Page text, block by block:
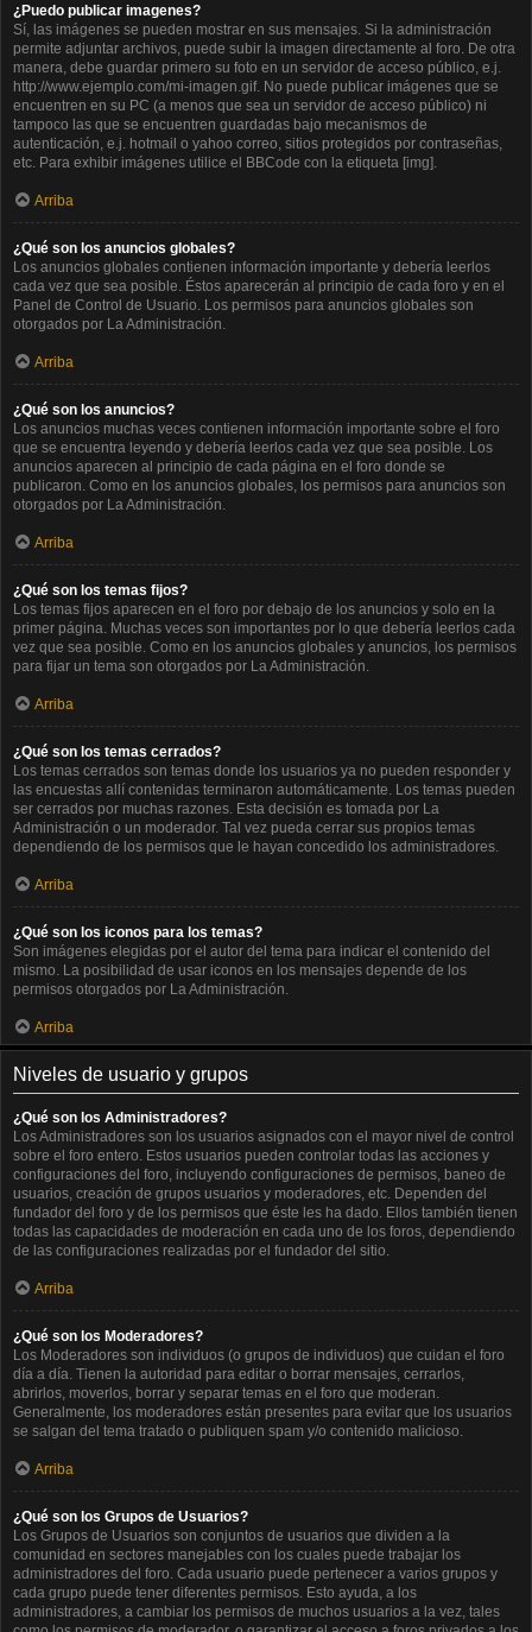
¿Puedo publicar imagenes?
Sí, las imágenes se pueden mostrar en sus mensajes. Si la administración
permite adjuntar archivos, puede subir la imagen directamente al foro. De otra
manera, debe guardar primero su foto en un servidor de acceso público, e.j.
http://www.ejemplo.com/mi-imagen.gif. No puede publicar imágenes que se
encuentren en su PC (a menos que sea un servidor de acceso público) ni
tampoco las que se encuentren guardadas bajo mecanismos de
autenticación, e.j. hotmail o yahoo correo, sitios protegidos por contraseñas,
etc. Para exhibir imágenes utilice el BBCode con la etiqueta [img].
Arriba
¿Qué son los anuncios globales?
Los anuncios globales contienen información importante y debería leerlos
cada vez que sea posible. Éstos aparecerán al principio de cada foro y en el
Panel de Control de Usuario. Los permisos para anuncios globales son
otorgados por La Administración.
Arriba
¿Qué son los anuncios?
Los anuncios muchas veces contienen información importante sobre el foro
que se encuentra leyendo y debería leerlos cada vez que sea posible. Los
anuncios aparecen al principio de cada página en el foro donde se
publicaron. Como en los anuncios globales, los permisos para anuncios son
otorgados por La Administración.
Arriba
¿Qué son los temas fijos?
Los temas fijos aparecen en el foro por debajo de los anuncios y solo en la
primer página. Muchas veces son importantes por lo que debería leerlos cada
vez que sea posible. Como en los anuncios globales y anuncios, los permisos
para fijar un tema son otorgados por La Administración.
Arriba
¿Qué son los temas cerrados?
Los temas cerrados son temas donde los usuarios ya no pueden responder y
las encuestas allí contenidas terminaron automáticamente. Los temas pueden
ser cerrados por muchas razones. Esta decisión es tomada por La
Administración o un moderador. Tal vez pueda cerrar sus propios temas
dependiendo de los permisos que le hayan concedido los administradores.
Arriba
¿Qué son los iconos para los temas?
Son imágenes elegidas por el autor del tema para indicar el contenido del
mismo. La posibilidad de usar iconos en los mensajes depende de los
permisos otorgados por La Administración.
Arriba
Niveles de usuario y grupos
¿Qué son los Administradores?
Los Administradores son los usuarios asignados con el mayor nivel de control
sobre el foro entero. Estos usuarios pueden controlar todas las acciones y
configuraciones del foro, incluyendo configuraciones de permisos, baneo de
usuarios, creación de grupos usuarios y moderadores, etc. Dependen del
fundador del foro y de los permisos que éste les ha dado. Ellos también tienen
todas las capacidades de moderación en cada uno de los foros, dependiendo
de las configuraciones realizadas por el fundador del sitio.
Arriba
¿Qué son los Moderadores?
Los Moderadores son individuos (o grupos de individuos) que cuidan el foro
día a día. Tienen la autoridad para editar o borrar mensajes, cerrarlos,
abrirlos, moverlos, borrar y separar temas en el foro que moderan.
Generalmente, los moderadores están presentes para evitar que los usuarios
se salgan del tema tratado o publiquen spam y/o contenido malicioso.
Arriba
¿Qué son los Grupos de Usuarios?
Los Grupos de Usuarios son conjuntos de usuarios que dividen a la
comunidad en sectores manejables con los cuales puede trabajar los
administradores del foro. Cada usuario puede pertenecer a varios grupos y
cada grupo puede tener diferentes permisos. Esto ayuda, a los
administradores, a cambiar los permisos de muchos usuarios a la vez, tales